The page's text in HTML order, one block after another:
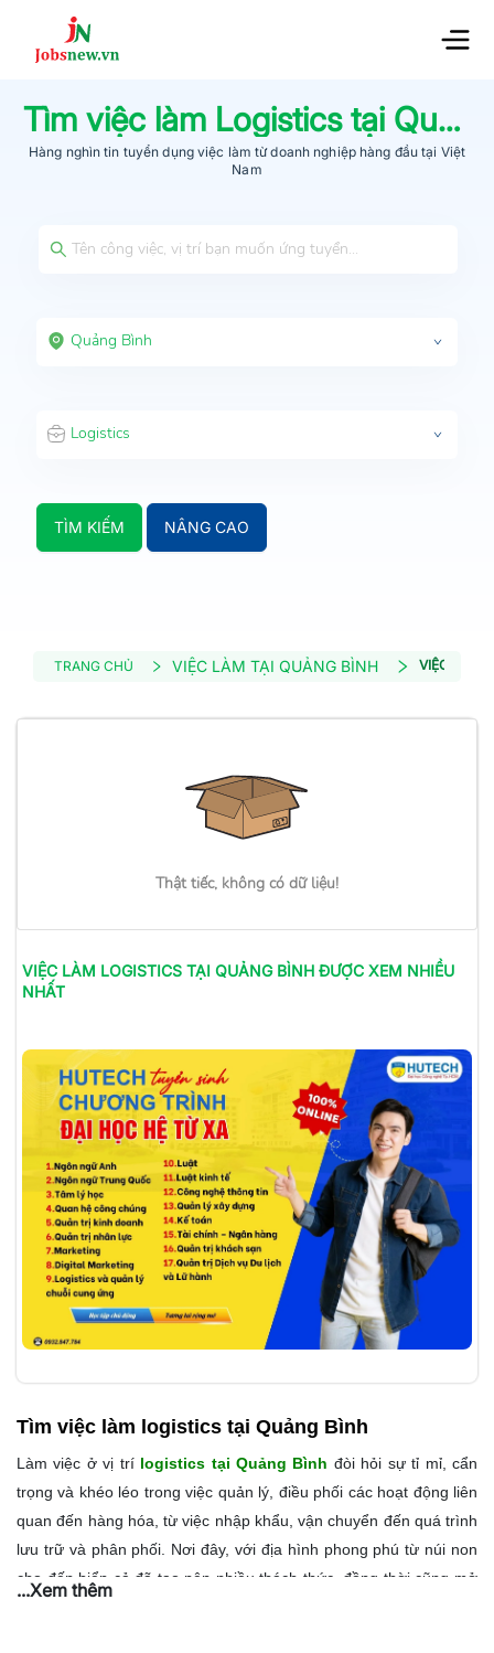
Tìm việc làm Logisticstại Quảng Bình
Hàng nghìn tin tuyển dụng việc làm từdoanh nghiệp hàng đầu tại Việt
Nam
Quảng Bình
Logistics
TÌM KIẾM NÂNG CAO
TRANG CHỦ VIỆC LÀM TẠI QUẢNG BÌNH VIỆC LÀM
Thật tiếc, không có dữ liệu!
VIỆC LÀM LOGISTICS TẠI QUẢNG BÌNH ĐƯỢC XEM NHIỀU
NHẤT
Tìm việc làm logistics tại Quảng Bình
Làm việc ở vị trí logistics tại Quảng Bình đòi hỏi sự tỉ mỉ, cẩn
trọng và khéo léo trong việc quản lý, điều phối các hoạt động liên
quan đến hàng hóa, từ việc nhập khẩu, vận chuyển đến quá trình
lưu trữ và phân phối. Nơi đây, với địa hình phong phú từ núi non
cho đến biển cả đã tạo nên nhiều thách thức, đồng thời cũng mở
...Xem thêm